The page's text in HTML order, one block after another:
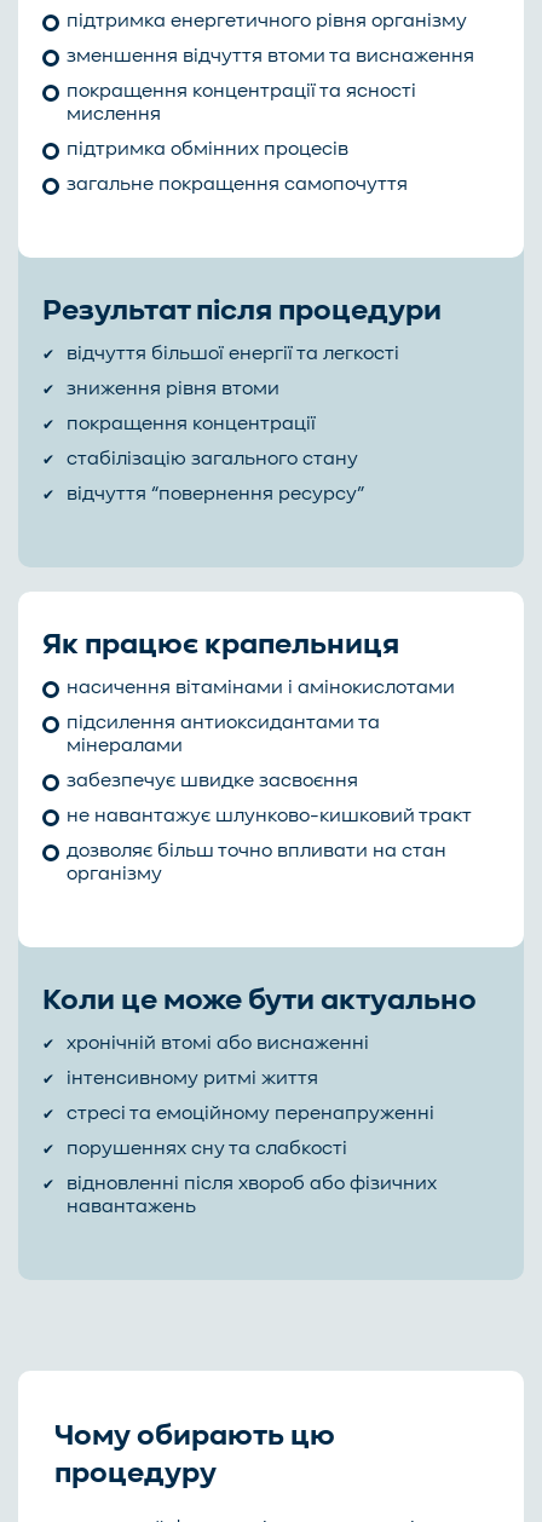
підтримка енергетичного рівня організму
зменшення відчуття втоми та виснаження
покращення концентрації та ясності
мислення
підтримка обмінних процесів
загальне покращення самопочуття
Результат після процедури
відчуття більшої енергії та легкості
зниження рівня втоми
покращення концентрації
стабілізацію загального стану
відчуття “повернення ресурсу”
Як працює крапельниця
насичення вітамінами і амінокислотами
підсилення антиоксидантами та
мінералами
забезпечує швидке засвоєння
не навантажує шлунково-кишковий тракт
дозволяє більш точно впливати на стан
організму
Коли це може бути актуально
хронічній втомі або виснаженні
інтенсивному ритмі життя
стресі та емоційному перенапруженні
порушеннях сну та слабкості
відновленні після хвороб або фізичних
навантажень
Чому обирають цю
процедуру